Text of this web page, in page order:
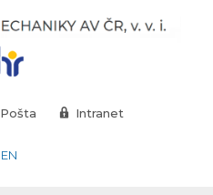
Pošta Intranet
EN